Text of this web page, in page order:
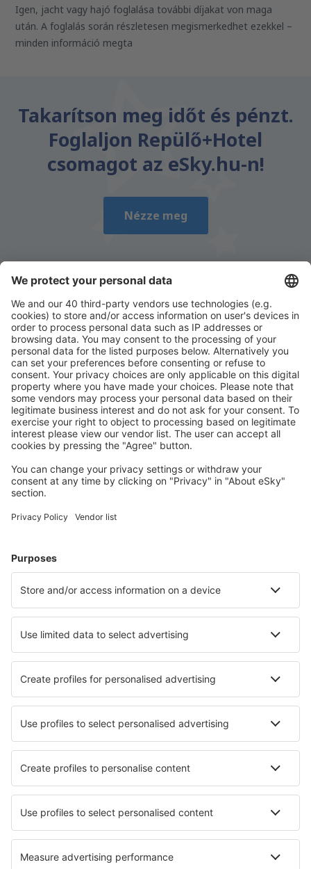
Igen, jacht vagy hajó foglalása további díjakat von maga
után. A foglalás során részletesen megismerkedhet ezekkel –
minden információ megta
Takarítson meg időt és pénzt.
Foglaljon Repülő+Hotel
csomagot az eSky.hu-n!
Nézze meg
Töltse le az alkalmazásunkatés tervezze
meg az útjait kényelmesen
Tervezze meg az utazást
Repülőjegy
Szállás
Repülő+Hotel
Transzferek
Látnivalók
Sportesemények
Tudjon meg többet
Legalacsonyabb ár garancia
Légitársaságok
Ryanair
Wizz Air
Lufthansa
Eurowings
easyJet